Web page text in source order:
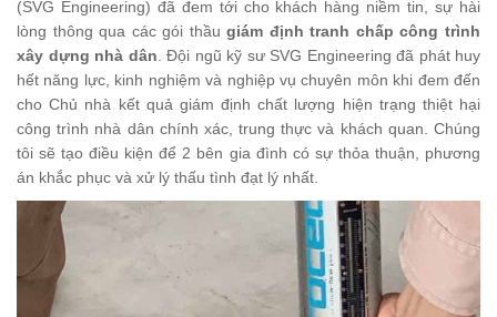
(SVG Engineering) đã đem tới cho khách hàng niềm tin, sự hài
lòng thông qua các gói thầugiám định tranh chấp công trình
xây dựng nhà dân. Đội ngũ kỹ sư SVG Engineering đã phát huy
hết năng lực, kinh nghiệm và nghiệp vụ chuyên môn khi đem đến
cho Chủ nhà kết quả giám định chất lượng hiện trạng thiệt hại
công trình nhà dân chính xác, trung thực và khách quan. Chúng
tôi sẽ tạo điều kiện để 2 bên gia đình có sự thỏa thuận, phương
án khắc phục và xử lý thấu tình đạt lý nhất.